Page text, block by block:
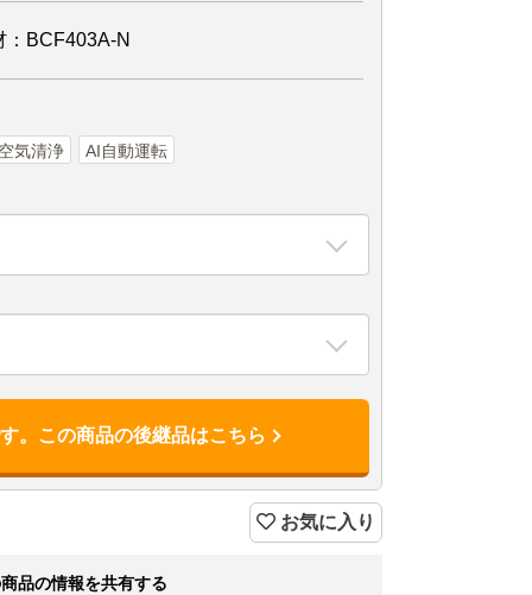
BCF403A-N
気清浄 AI自動運転
。この商品の後継品はこちら
お気に入り
品の情報を共有する